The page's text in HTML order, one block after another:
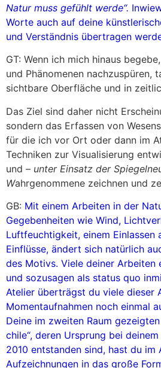
Natur muss gefühlt werde“.
Worte auch auf deine
und Verständnis übertragen
GT: Wenn ich mich hinaus
und Phänomenen nachzuspüren,
sichtbare Oberfläche und in
Das Ziel sind daher nicht
sondern das Erfassen von
für die ich vor Ort oder dann im
Techniken zur Visualisierung
und – unter Einsatz der
Wahrgenommene zeichnen und
GB: Mit einem Arbeiten in der
Gegebenheiten wie Wind,
Luftfeuchtigkeit, einem Einlassen
Einflüsse, ändert sich natürlich
des Motivs. Viele deiner Arbeiten
und sozusagen als status quo
Atelier überträgst du viele dieser
Momentaufnahmen noch einmal
Deine im zweiten Raum
chile“, deren Ursprung bei
2010 entstanden sind, hast du im
Aufzeichnungen in das große